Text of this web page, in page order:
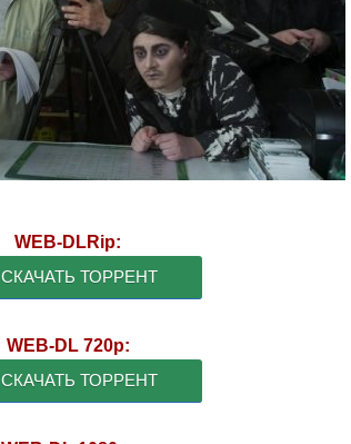
WEB-DLRip:
СКАЧАТЬ ТОРРЕНТ
WEB-DL 720p:
СКАЧАТЬ ТОРРЕНТ